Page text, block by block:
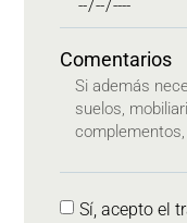
Comentarios
Sí, acepto el